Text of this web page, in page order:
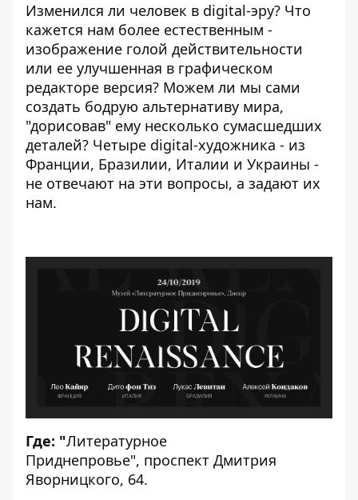
Изменился ли человек в digital-эру? Что
кажется нам более естественным -
изображение голой действительности
или ее улучшенная в графическом
редакторе версия? Можем ли мы сами
создать бодрую альтернативу мира,
"дорисовав" ему несколько сумасшедших
деталей? Четыре digital-художника - из
Франции, Бразилии, Италии и Украины -
не отвечают на эти вопросы, а задают их
нам.
Где: "Литературное
Приднепровье", проспект Дмитрия
Яворницкого, 64.